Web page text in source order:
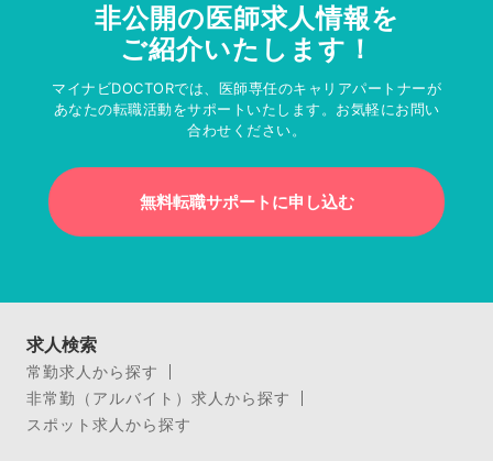
非公開の医師求人情報を
ご紹介いたします！
マイナビDOCTORでは、医師専任のキャリアパートナーが
あなたの転職活動をサポートいたします。お気軽にお問い
合わせください。
無料転職サポートに申し込む
求人検索
常勤求人から探す
非常勤（アルバイト）求人から探す
スポット求人から探す